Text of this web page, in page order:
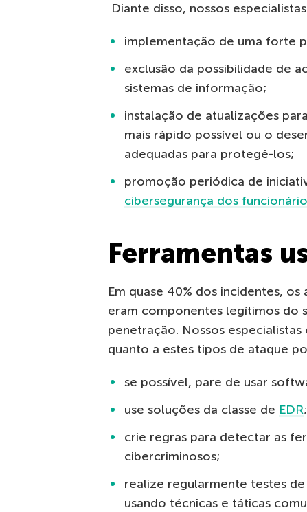
Diante disso, nossos
implementação de uma forte
exclusão da possibilidade de
sistemas de informação;
instalação de atualizações
mais rápido possível ou o
adequadas para protegê-los;
promoção periódica de
cibersegurança dos
Ferramentas
Em quase 40% dos incidentes,
eram componentes legítimos do
penetração. Nossos
quanto a estes tipos de ataque
se possível, pare de usar
use soluções da classe de EDR;
crie regras para detectar as
cibercriminosos;
realize regularmente testes
usando técnicas e táticas